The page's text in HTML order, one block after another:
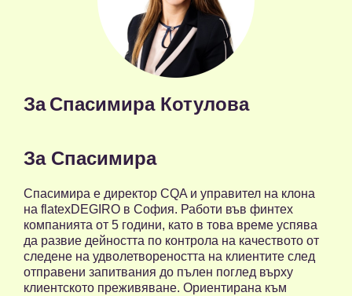
За Спасимира Котулова
За Спасимира
Спасимира е директор CQA и управител на клона
на flatexDEGIRO в София. Работи във финтех
компанията от 5 години, като в това време успява
да развие дейността по контрола на качеството от
следене на удволетвореността на клиентите след
отправени запитвания до пълен поглед върху
клиентското преживяване. Ориентирана към